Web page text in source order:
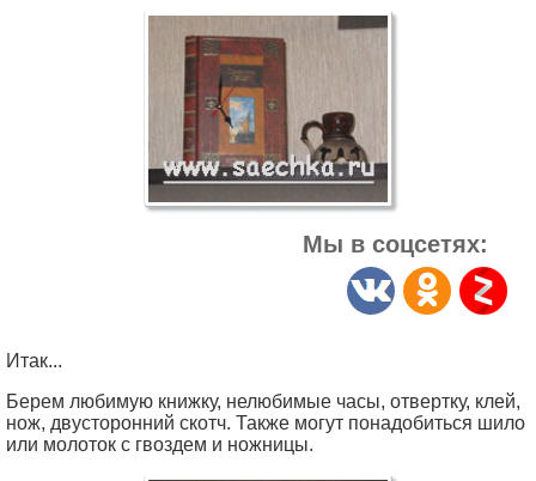
Мы в соцсетях:
Итак...
Берем любимую книжку, нелюбимые часы, отвертку, клей,
нож, двусторонний скотч. Также могут понадобиться шило
или молоток с гвоздем и ножницы.